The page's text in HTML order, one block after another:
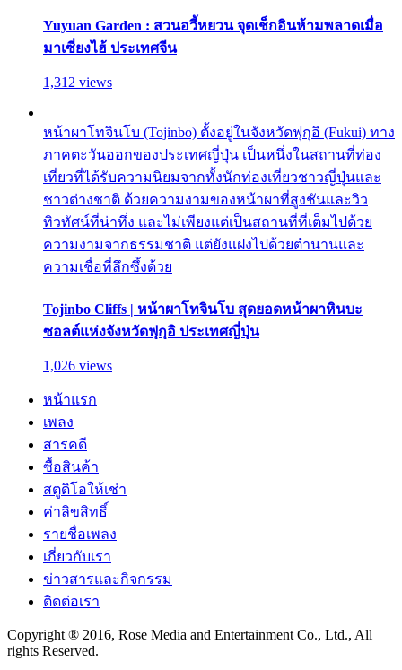
Yuyuan Garden : สวนอวี้หยวน จุดเช็กอินห้ามพลาดเมื่อ
มาเซี่ยงไฮ้ ประเทศจีน
1,312 views
หน้าผาโทจินโบ (Tojinbo) ตั้งอยู่ในจังหวัดฟุกุอิ (Fukui) ทาง
ภาคตะวันออกของประเทศญี่ปุ่น เป็นหนึ่งในสถานที่ท่อง
เที่ยวที่ได้รับความนิยมจากทั้งนักท่องเที่ยวชาวญี่ปุ่นและ
ชาวต่างชาติ ด้วยความงามของหน้าผาที่สูงชันและวิว
ทิวทัศน์ที่น่าทึ่ง และไม่เพียงแต่เป็นสถานที่ที่เต็มไปด้วย
ความงามจากธรรมชาติ แต่ยังแฝงไปด้วยตำนานและ
ความเชื่อที่ลึกซึ้งด้วย
Tojinbo Cliffs | หน้าผาโทจินโบ สุดยอดหน้าผาหินบะ
ซอลต์แห่งจังหวัดฟุกุอิ ประเทศญี่ปุ่น
1,026 views
หน้าแรก
เพลง
สารคดี
ซื้อสินค้า
สตูดิโอให้เช่า
ค่าลิขสิทธิ์
รายชื่อเพลง
เกี่ยวกับเรา
ข่าวสารและกิจกรรม
ติดต่อเรา
Copyright ® 2016, Rose Media and Entertainment Co., Ltd., All
rights Reserved.